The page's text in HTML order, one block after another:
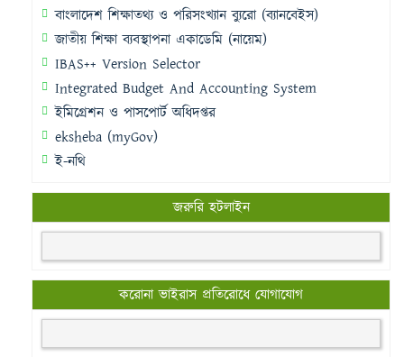
বাংলাদেশ শিক্ষাতথ্য ও পরিসংখ্যান ব্যুরো (ব্যানবেইস)
জাতীয় শিক্ষা ব্যবস্থাপনা একাডেমি (নায়েম)
IBAS++ Version Selector
Integrated Budget And Accounting System
ইমিগ্রেশন ও পাসপোর্ট অধিদপ্তর
eksheba (myGov)
ই-নথি
জরুরি হটলাইন
করোনা ভাইরাস প্রতিরোধে যোগাযোগ